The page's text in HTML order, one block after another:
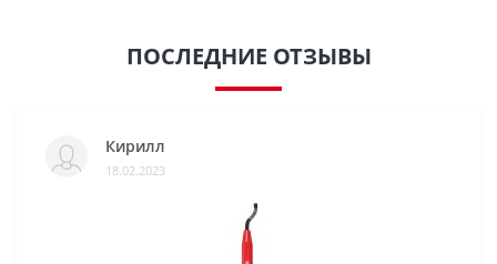
ПОСЛЕДНИЕ ОТЗЫВЫ
Кирилл
18.02.2023